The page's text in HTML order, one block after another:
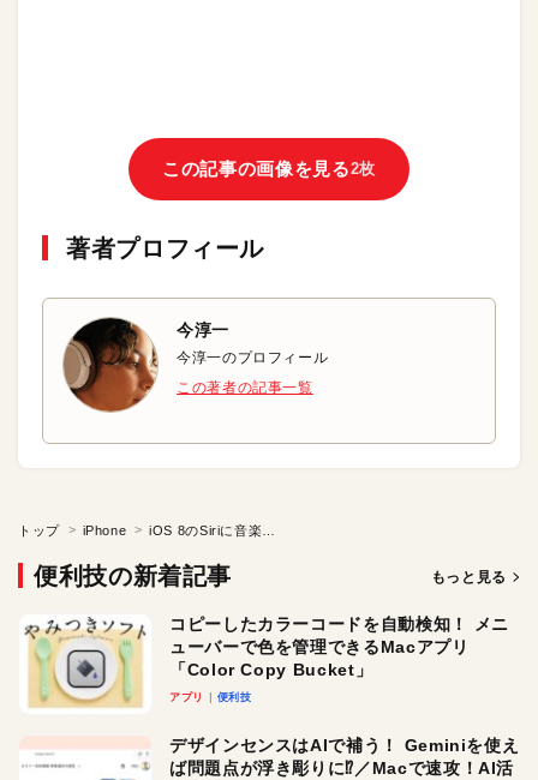
この記事の画像を見る2枚
著者プロフィール
今淳一
今淳一のプロフィール
この著者の記事一覧
トップ iPhone
便利技の新着記事 もっと見る
コピーしたカラーコードを自動検知！ メニ
ューバーで色を管理できるMacアプリ
「Color Copy Bucket」
アプリ 便利技
デザインセンスはAIで補う！ Geminiを使え
ば問題点が浮き彫りに⁉︎／Macで速攻！AI活